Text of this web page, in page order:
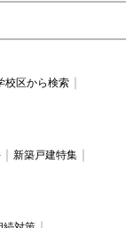
校区から検索
新築戸建特集